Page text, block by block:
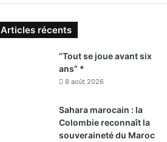
Articles récents
“Tout se joue avant six
ans” *
8 août 2026
Sahara marocain : la
Colombie reconnaît la
souveraineté du Maroc